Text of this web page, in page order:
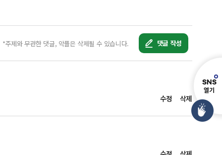
SNS
열기
산물 가격 상승 등으로 이어져 그 피해 범위가 일반 국민들로
됩니다.
분의 1에 불과하기 때문입니다.
뭄재해위험지구'로 정해 수자원 확보방안을 먼저 마련하는 등의
련하고 있습니다.
인의 노력 역시 중요한데요.
*주제와 무관한 댓글, 악플은 삭제될 수 있습니다. 댓글 작성
수정 삭제